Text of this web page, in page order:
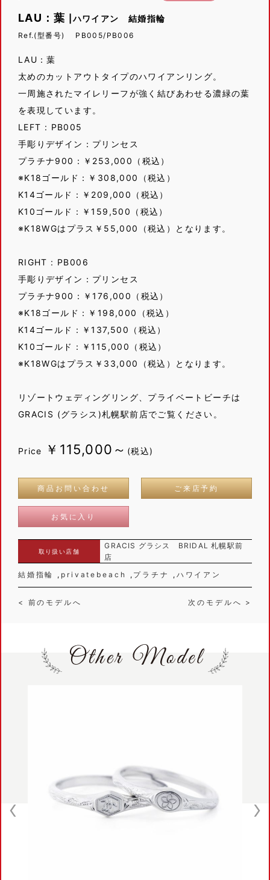
LAU：葉 |ハワイアン 結婚指輪
Ref.(型番号) PB005/PB006
LAU：葉
太めのカットアウトタイプのハワイアンリング。
一周施されたマイレリーフが強く結びあわせる濃緑の葉
を表現しています。
LEFT : PB005
手彫りデザイン：プリンセス
プラチナ900：￥253,000（税込）
※K18ゴールド：￥308,000（税込）
K14ゴールド：￥209,000（税込）
K10ゴールド：￥159,500（税込）
※K18WGはプラス￥55,000（税込）となります。
RIGHT : PB006
手彫りデザイン：プリンセス
プラチナ900：￥176,000（税込）
※K18ゴールド：￥198,000（税込）
K14ゴールド：￥137,500（税込）
K10ゴールド：￥115,000（税込）
※K18WGはプラス￥33,000（税込）となります。
リゾートウェディングリング、プライベートビーチは
GRACIS (グラシス)札幌駅前店でご覧ください。
Price ￥115,000～ (税込)
商品お問い合わせ ご来店予約
お気に入り
取り扱い店舗
GRACIS グラシス BRIDAL 札幌駅前
店
結婚指輪
privatebeach プラチナ ハワイアン
< 前のモデルへ 次のモデルへ >